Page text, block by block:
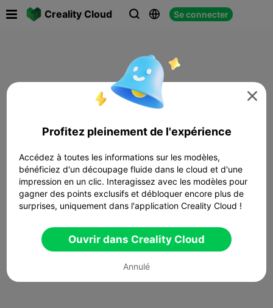
Creality Cloud   Se connecter

Profitez pleinement de l'expérience
Accédez à toutes les informations sur les modèles,
bénéficiez d'un découpage fluide dans le cloud et d'une
impression en un clic. Interagissez avec les modèles pour
gagner des points exclusifs et débloquer encore plus de
surprises, uniquement dans l'application Creality Cloud !
Ouvrir dans Creality Cloud
Annulé